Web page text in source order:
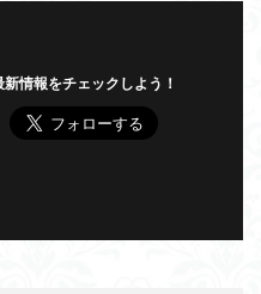
新情報をチェックしよう！